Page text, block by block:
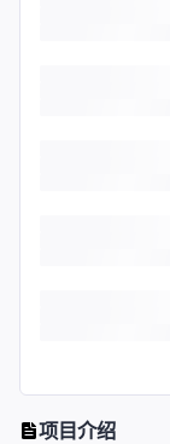
项目介绍